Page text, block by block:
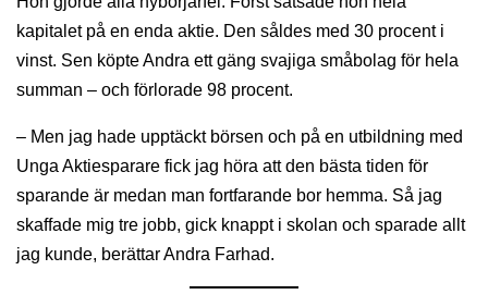
kapitalet på en enda aktie. Den såldes med 30 procent i
vinst. Sen köpte Andra ett gäng svajiga småbolag för hela
summan – och förlorade 98 procent.
– Men jag hade upptäckt börsen och på en utbildning med
Unga Aktiesparare fick jag höra att den bästa tiden för
sparande är medan man fortfarande bor hemma. Så jag
skaffade mig tre jobb, gick knappt i skolan och sparade allt
jag kunde, berättar Andra Farhad.